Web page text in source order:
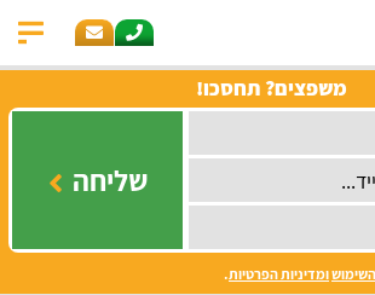
משפצים? תחסכו!
שליחה
ומדיניות הפרטיות.